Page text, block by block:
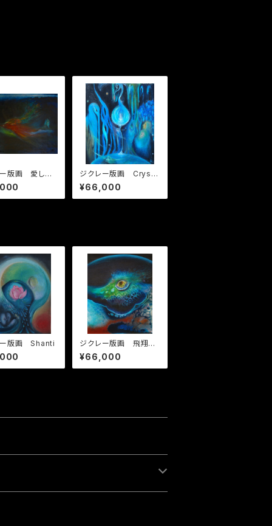
版画 愛して
ジクレー版画 Crysta
l¥66,000
ー版画 Shanti
ジクレー版画 飛翔ー
君をのせて
¥66,000